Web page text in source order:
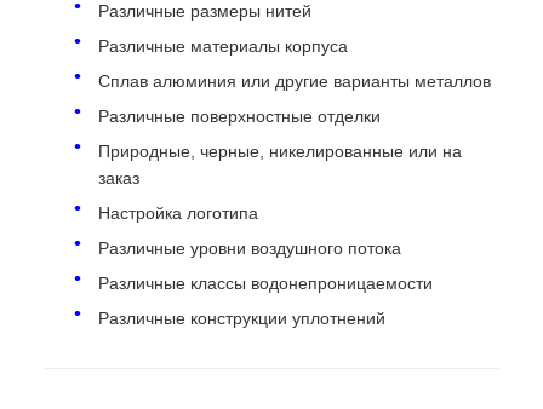
Различные размеры нитей
Различные материалы корпуса
Сплав алюминия или другие варианты металлов
Различные поверхностные отделки
Природные, черные, никелированные или на
заказ
Настройка логотипа
Различные уровни воздушного потока
Различные классы водонепроницаемости
Различные конструкции уплотнений